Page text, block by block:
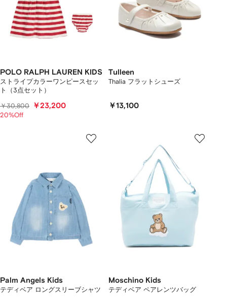
POLO RALPH LAUREN KIDS
ストライプカラーワンピースセッ
ト（3点セット）
￥30,800 ￥23,200
20%Off
Tulleen
Thalia フラットシューズ
￥13,100
Palm Angels Kids
テディベア ロングスリーブシャツ
Moschino Kids
テディベア ペアレンツバッグ